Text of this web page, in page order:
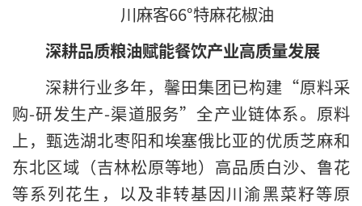
川麻客66°特麻花椒油
深耕品质粮油赋能餐饮产业高质量发展
深耕行业多年，馨田集团已构建“原料采
购-研发生产-渠道服务”全产业链体系。原料
上，甄选湖北枣阳和埃塞俄比亚的优质芝麻和
东北区域（吉林松原等地）高品质白沙、鲁花
等系列花生，以及非转基因川渝黑菜籽等原